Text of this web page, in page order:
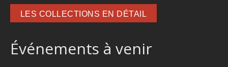
LES COLLECTIONS EN DÉTAIL
Événements à venir